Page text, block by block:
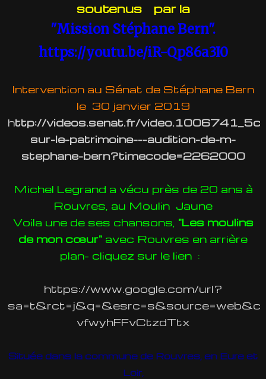
soutenus par la
"Mission Stéphane Bern".
https://youtu.be/iR-Qp86a3I0
Intervention au Sénat de Stéphane Bern
le 30 janvier 2019
http://videos.senat.fr/
sur-le-patrimoine---audition-de-m-
stephane-bern?timecode=2262000
Michel Legrand a vécu près de 20 ans à
Rouvres, au Moulin Jaune
Voila une de ses chansons, "Les moulins
de mon cœur" avec Rouvres en arrière
plan- cliquez sur le lien :
https://www.google.com/url?
vfwyhFFvCtzdTtx
Située dans la commune de Rouvres, en Eure et
Loir,